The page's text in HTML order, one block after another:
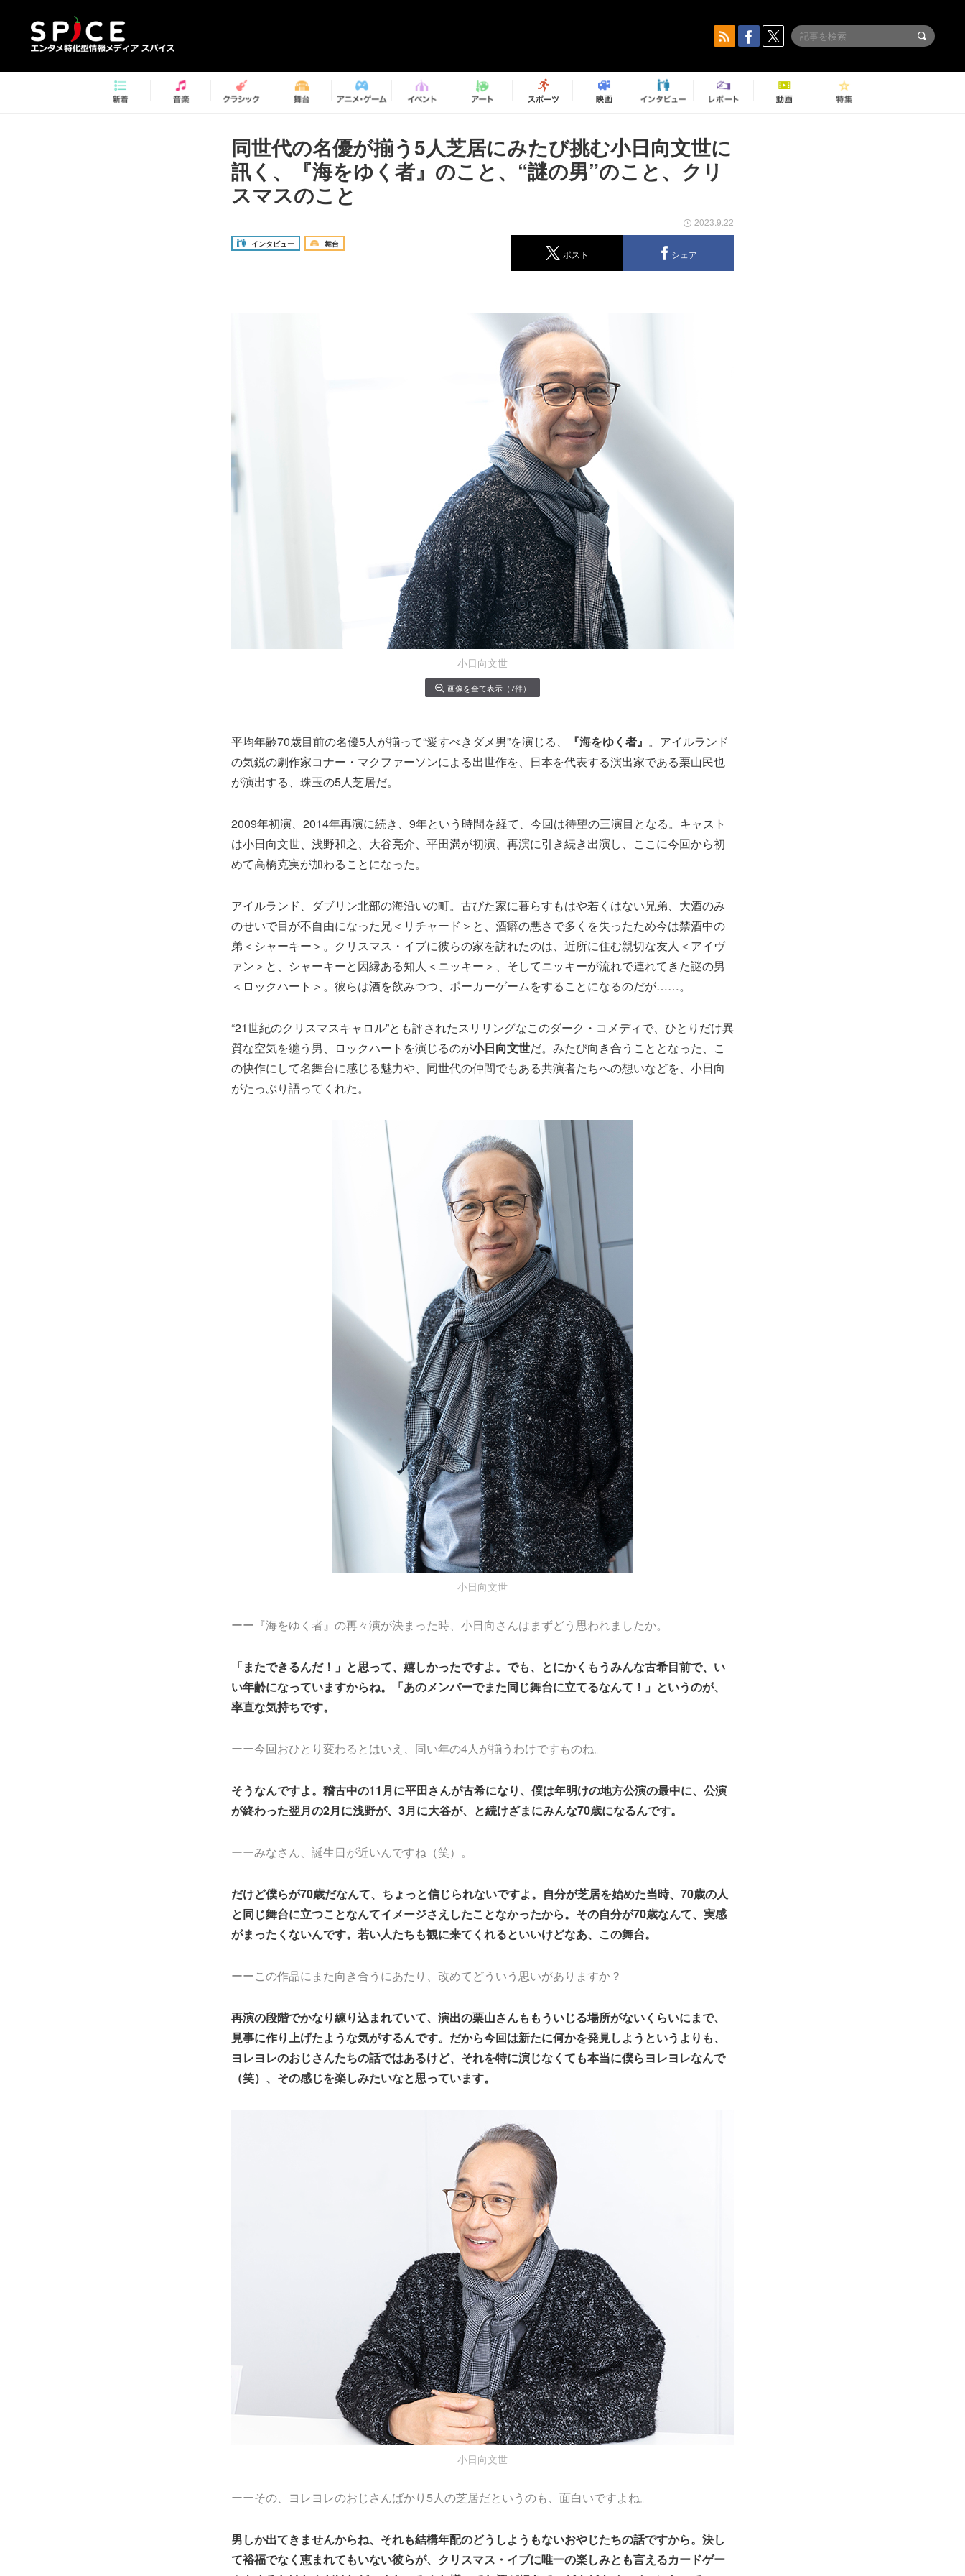
同世代の名優が揃う5人芝居にみたび挑む小日向文世に
訊く、『海をゆく者』のこと、“謎の男”のこと、クリ
スマスのこと
インタビュー 舞台
2023.9.22
ポスト シェア
小日向文世
画像を全て表示（7件）
平均年齢70歳目前の名優5人が揃って“愛すべきダメ男”を演じる、 『海をゆく者』 。アイルランド
の気鋭の劇作家コナー・マクファーソンによる出世作を、日本を代表する演出家である栗山民也
が演出する、珠玉の5人芝居だ。
2009年初演、2014年再演に続き、9年という時間を経て、今回は待望の三演目となる。キャスト
は小日向文世、浅野和之、大谷亮介、平田満が初演、再演に引き続き出演し、ここに今回から初
めて高橋克実が加わることになった。
アイルランド、ダブリン北部の海沿いの町。古びた家に暮らすもはや若くはない兄弟、大酒のみ
のせいで目が不自由になった兄＜リチャード＞と、酒癖の悪さで多くを失ったため今は禁酒中の
弟＜シャーキー＞。クリスマス・イブに彼らの家を訪れたのは、近所に住む親切な友人＜アイヴ
ァン＞と、シャーキーと因縁ある知人＜ニッキー＞、そしてニッキーが流れで連れてきた謎の男
＜ロックハート＞。彼らは酒を飲みつつ、ポーカーゲームをすることになるのだが……。
“21世紀のクリスマスキャロル”とも評されたスリリングなこのダーク・コメディで、ひとりだけ異
質な空気を纏う男、ロックハートを演じるのが小日向文世だ。みたび向き合うこととなった、こ
の快作にして名舞台に感じる魅力や、同世代の仲間でもある共演者たちへの想いなどを、小日向
がたっぷり語ってくれた。
小日向文世
ーー『海をゆく者』の再々演が決まった時、小日向さんはまずどう思われましたか。
「またできるんだ！」と思って、嬉しかったですよ。でも、とにかくもうみんな古希目前で、い
い年齢になっていますからね。「あのメンバーでまた同じ舞台に立てるなんて！」というのが、
率直な気持ちです。
ーー今回おひとり変わるとはいえ、同い年の4人が揃うわけですものね。
そうなんですよ。稽古中の11月に平田さんが古希になり、僕は年明けの地方公演の最中に、公演
が終わった翌月の2月に浅野が、3月に大谷が、と続けざまにみんな70歳になるんです。
ーーみなさん、誕生日が近いんですね（笑）。
だけど僕らが70歳だなんて、ちょっと信じられないですよ。自分が芝居を始めた当時、70歳の人
と同じ舞台に立つことなんてイメージさえしたことなかったから。その自分が70歳なんて、実感
がまったくないんです。若い人たちも観に来てくれるといいけどなあ、この舞台。
ーーこの作品にまた向き合うにあたり、改めてどういう思いがありますか？
再演の段階でかなり練り込まれていて、演出の栗山さんももういじる場所がないくらいにまで、
見事に作り上げたような気がするんです。だから今回は新たに何かを発見しようというよりも、
ヨレヨレのおじさんたちの話ではあるけど、それを特に演じなくても本当に僕らヨレヨレなんで
（笑）、その感じを楽しみたいなと思っています。
小日向文世
ーーその、ヨレヨレのおじさんばかり5人の芝居だというのも、面白いですよね。
男しか出てきませんからね、それも結構年配のどうしようもないおやじたちの話ですから。決し
て裕福でなく恵まれてもいない彼らが、クリスマス・イブに唯一の楽しみとも言えるカードゲー